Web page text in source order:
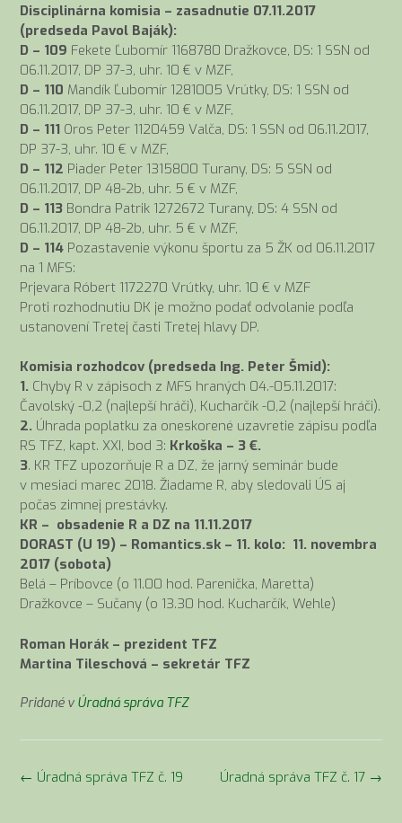
Disciplinárna komisia – zasadnutie 07.11.2017
(predseda Pavol Baják):
D – 109 Fekete Ľubomír 1168780 Dražkovce, DS: 1 SSN od
06.11.2017, DP 37-3, uhr. 10 € v MZF,
D – 110 Mandík Ľubomír 1281005 Vrútky, DS: 1 SSN od
06.11.2017, DP 37-3, uhr. 10 € v MZF,
D – 111 Oros Peter 1120459 Valča, DS: 1 SSN od 06.11.2017,
DP 37-3, uhr. 10 € v MZF,
D – 112 Piader Peter 1315800 Turany, DS: 5 SSN od
06.11.2017, DP 48-2b, uhr. 5 € v MZF,
D – 113 Bondra Patrik 1272672 Turany, DS: 4 SSN od
06.11.2017, DP 48-2b, uhr. 5 € v MZF,
D – 114 Pozastavenie výkonu športu za 5 ŽK od 06.11.2017
na 1 MFS:
Prjevara Róbert 1172270 Vrútky, uhr. 10 € v MZF
Proti rozhodnutiu DK je možno podať odvolanie podľa
ustanovení Tretej časti Tretej hlavy DP.
Komisia rozhodcov (predseda Ing. Peter Šmid):
1. Chyby R v zápisoch z MFS hraných 04.-05.11.2017:
Čavolský -0,2 (najlepší hráči), Kucharčík -0,2 (najlepší hráči).
2. Úhrada poplatku za oneskorené uzavretie zápisu podľa
RS TFZ, kapt. XXI, bod 3: Krkoška – 3 €.
3. KR TFZ upozorňuje R a DZ, že jarný seminár bude
v mesiaci marec 2018. Žiadame R, aby sledovali ÚS aj
počas zimnej prestávky.
KR – obsadenie R a DZ na 11.11.2017
DORAST (U 19) – Romantics.sk – 11. kolo: 11. novembra
2017 (sobota)
Belá – Príbovce (o 11.00 hod. Parenička, Maretta)
Dražkovce – Sučany (o 13.30 hod. Kucharčík, Wehle)
Roman Horák – prezident TFZ
Martina Tileschová – sekretár TFZ
Pridané v Úradná správa TFZ
Navigácia
Úradná správa TFZ č. 17 →
← Úradná správa TFZ č. 19